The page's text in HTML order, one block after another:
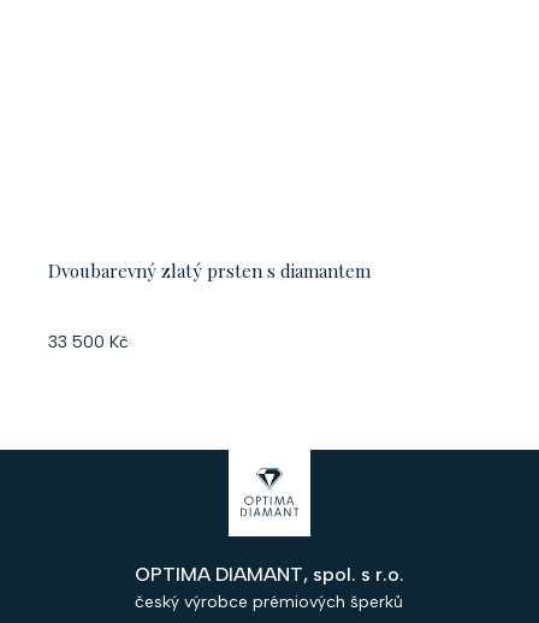
Dvoubarevný zlatý prsten s diamantem
33 500 Kč
OPTIMA DIAMANT, spol. s r.o.
český výrobce prémiových šperků